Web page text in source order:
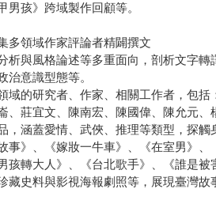
男孩》跨域製作回顧等。
多領域作家評論者精闢撰文
析與風格論述等多重面向，剖析文字
治意識型態等。
域的研究者、作家、相關工作者，包
、莊宜文、陳南宏、陳國偉、陳允元
，涵蓋愛情、武俠、推理等類型，探
事》、《嫁妝一牛車》、《在室男》
孩轉大人》、《台北歌手》、《誰是被
藏史料與影視海報劇照等，展現臺灣